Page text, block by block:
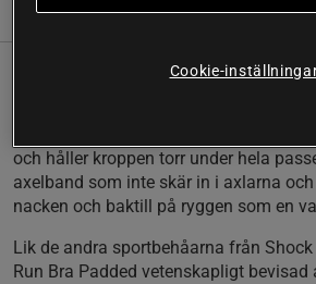
Information Recensioner
och håller kroppen torr under hela
axelband som inte skär in i axlarna
nacken och baktill på ryggen som en
Lik de andra sportbehåarna från
Run Bra Padded vetenskapligt bevisad
Cookie-